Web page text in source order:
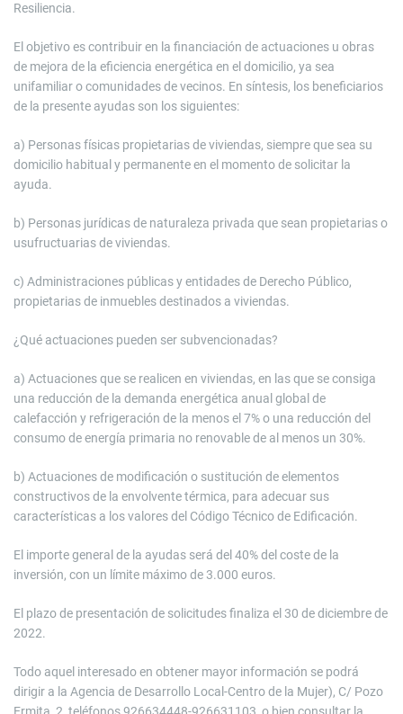
Resiliencia.
El objetivo es contribuir en la financiación de actuaciones u obras
de mejora de la eficiencia energética en el domicilio, ya sea
unifamiliar o comunidades de vecinos. En síntesis, los beneficiarios
de la presente ayudas son los siguientes:
a) Personas físicas propietarias de viviendas, siempre que sea su
domicilio habitual y permanente en el momento de solicitar la
ayuda.
b) Personas jurídicas de naturaleza privada que sean propietarias o
usufructuarias de viviendas.
c) Administraciones públicas y entidades de Derecho Público,
propietarias de inmuebles destinados a viviendas.
¿Qué actuaciones pueden ser subvencionadas?
a) Actuaciones que se realicen en viviendas, en las que se consiga
una reducción de la demanda energética anual global de
calefacción y refrigeración de la menos el 7% o una reducción del
consumo de energía primaria no renovable de al menos un 30%.
b) Actuaciones de modificación o sustitución de elementos
constructivos de la envolvente térmica, para adecuar sus
características a los valores del Código Técnico de Edificación.
El importe general de la ayudas será del 40% del coste de la
inversión, con un límite máximo de 3.000 euros.
El plazo de presentación de solicitudes finaliza el 30 de diciembre de
2022.
Todo aquel interesado en obtener mayor información se podrá
dirigir a la Agencia de Desarrollo Local-Centro de la Mujer), C/ Pozo